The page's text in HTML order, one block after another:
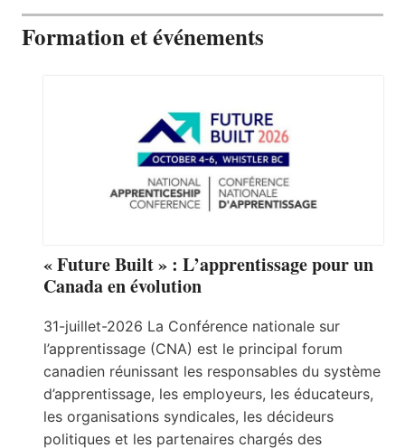
Formation et événements
« Future Built » : L’apprentissage pour un
Canada en évolution
31-juillet-2026 La Conférence nationale sur
l’apprentissage (CNA) est le principal forum
canadien réunissant les responsables du système
d’apprentissage, les employeurs, les éducateurs,
les organisations syndicales, les décideurs
politiques et les partenaires chargés des